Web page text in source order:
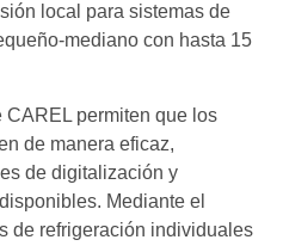
local para sistemas de
mediano con hasta 15
CAREL permiten que los
de manera eficaz,
de digitalización y
Mediante el
de refrigeración individuales